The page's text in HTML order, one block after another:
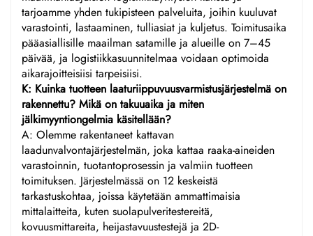
tarjoamme yhden tukipisteen palveluita, joihin kuuluvat
varastointi, lastaaminen, tulliasiat ja kuljetus. Toimitusaika
pääasiallisille maailman satamille ja alueille on 7–45
päivää, ja logistiikkasuunnitelmaa voidaan optimoida
aikarajoitteisiisi tarpeisiisi.
K: Kuinka tuotteen laaturiippuvuusvarmistusjärjestelmä on
rakennettu? Mikä on takuuaika ja miten
jälkimyyntiongelmia käsitellään?
A: Olemme rakentaneet kattavan
laadunvalvontajärjestelmän, joka kattaa raaka-aineiden
varastoinnin, tuotantoprosessin ja valmiin tuotteen
toimituksen. Järjestelmässä on 12 keskeistä
tarkastuskohtaa, joissa käytetään ammattimaisia
mittalaitteita, kuten suolapulveritestereitä,
kovuusmittareita, heijastavuustestejä ja 2D-